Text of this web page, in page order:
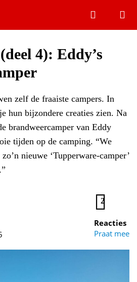
4): Eddy’s
zelf de fraaiste campers. In
hun bijzondere creaties zien. Na
brandweercamper van Eddy
tijden op de camping. “We
nieuwe ‘Tupperware-camper’
2
Reacties
Praat mee